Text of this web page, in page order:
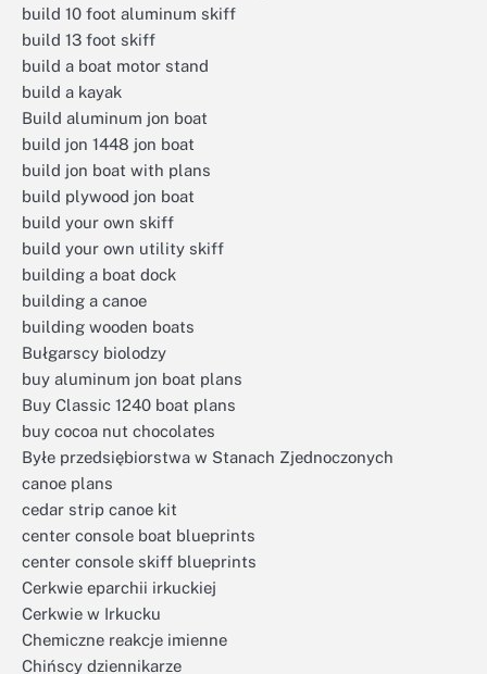
build 10 foot aluminum skiff
build 13 foot skiff
build a boat motor stand
build a kayak
Build aluminum jon boat
build jon 1448 jon boat
build jon boat with plans
build plywood jon boat
build your own skiff
build your own utility skiff
building a boat dock
building a canoe
building wooden boats
Bułgarscy biolodzy
buy aluminum jon boat plans
Buy Classic 1240 boat plans
buy cocoa nut chocolates
Byłe przedsiębiorstwa w Stanach Zjednoczonych
canoe plans
cedar strip canoe kit
center console boat blueprints
center console skiff blueprints
Cerkwie eparchii irkuckiej
Cerkwie w Irkucku
Chemiczne reakcje imienne
Chińscy dziennikarze